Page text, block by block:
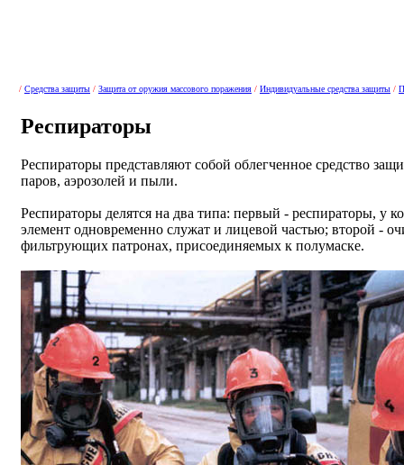
/ Средства защиты / Защита от оружия массового поражения / Индивидуальные средства защиты /
Респираторы
Респираторы представляют собой облегченное средство
паров, аэрозолей и пыли.
Респираторы делятся на два типа: первый - респираторы, у
элемент одновременно служат и лицевой частью; второй -
фильтрующих патронах, присоединяемых к полумаске.